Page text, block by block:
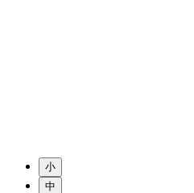
小
中